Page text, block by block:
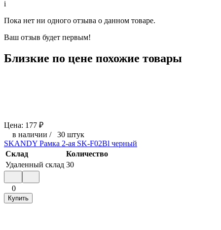
i
Пока нет ни одного отзыва о данном товаре.
Ваш отзыв будет первым!
Близкие по цене похожие товары
Цена: 177 ₽
в наличии / 30 штук
SKANDY Рамка 2-ая SK-F02Bl черный
Склад
Количество
Удаленный склад 30
0
Купить